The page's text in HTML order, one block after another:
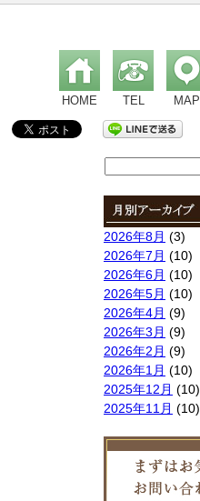
HOME TEL MAP
2026年8月 (3)
2026年7月 (10)
2026年6月 (10)
2026年5月 (10)
2026年4月 (9)
2026年3月 (9)
2026年2月 (9)
2026年1月 (10)
2025年12月 (10)
2025年11月 (10)
2025年8月(9)
2025年7月(10)